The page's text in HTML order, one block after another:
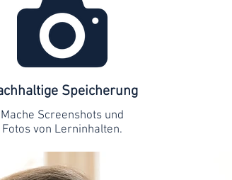
Speicherung
Mache Screenshots und
Fotos von Lerninhalten.